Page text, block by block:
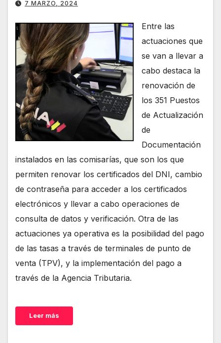
7 MARZO, 2024
Entre las
actuaciones que
se van a llevar a
cabo destaca la
renovación de
los 351 Puestos
de Actualización
de
Documentación
instalados en las comisarías, que son los que
permiten renovar los certificados del DNI, cambio
de contraseña para acceder a los certificados
electrónicos y llevar a cabo operaciones de
consulta de datos y verificación. Otra de las
actuaciones ya operativa es la posibilidad del pago
de las tasas a través de terminales de punto de
venta (TPV), y la implementación del pago a
través de la Agencia Tributaria.
Leer más